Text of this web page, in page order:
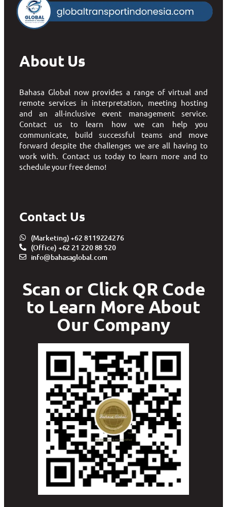
About Us
Bahasa Global now provides a range of virtual and
remote services in interpretation, meeting hosting
and an all-inclusive event management service.
Contact us to learn how we can help you
communicate, build successful teams and move
forward despite the challenges we are all having to
work with. Contact us today to learn more and to
schedule your free demo!
Contact Us
(Marketing) +62 8119224276
(Office) +62 21 220 88 520
info@bahasaglobal.com
Scan or Click QR Code
to Learn More About
Our Company